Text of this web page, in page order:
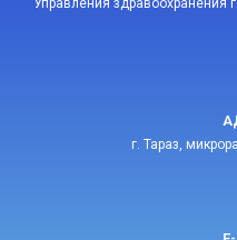
Управления здравоохранения
г. Тараз,